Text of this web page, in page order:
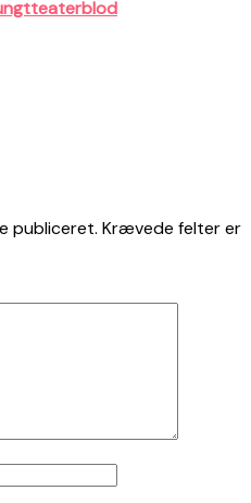
publiceret. Krævede felter er